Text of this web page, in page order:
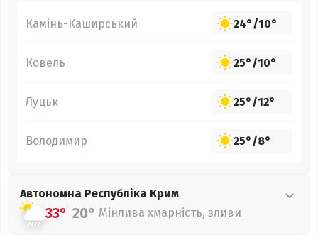
Камінь-Каширський 24°/10°
Ковель 25°/10°
Луцьк 25°/12°
Володимир 25°/8°
Автономна Республіка Крим
33° 20° Мінлива хмарність, зливи